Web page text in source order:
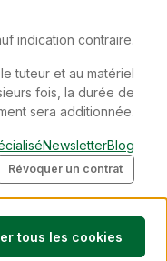
indication contraire.
tuteur et au matériel
fois, la durée de
sera additionnée.
NewsletterBlog
Révoquer un contrat
tous les cookies